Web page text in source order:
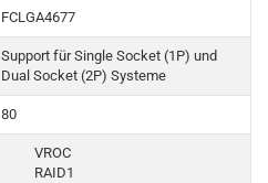
FCLGA4677
Support für Single Socket (1P) und
Dual Socket (2P) Systeme
80
VROC
RAID1